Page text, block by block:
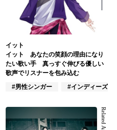
#VTuber/VSinger
イット
イット あなたの笑顔の理由になり
たい歌い手 真っすぐ伸びる優しい
歌声でリスナーを包み込む
#男性シンガー
#インディーズ